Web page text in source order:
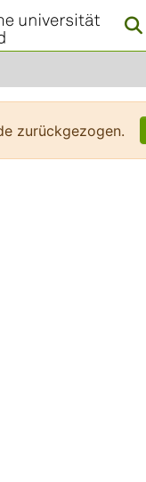
zurückgezogen.